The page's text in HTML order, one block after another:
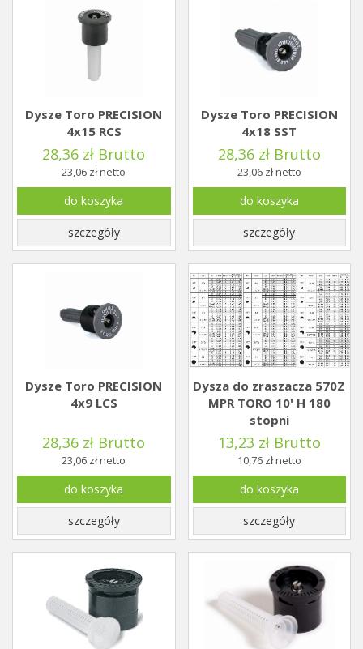
Dysze Toro PRECISION
4x15 RCS
28,36 zł Brutto
23,06 zł netto
do koszyka
szczegóły
Dysze Toro PRECISION
4x18 SST
28,36 zł Brutto
23,06 zł netto
do koszyka
szczegóły
Dysze Toro PRECISION
4x9 LCS
28,36 zł Brutto
23,06 zł netto
do koszyka
szczegóły
Dysza do zraszacza 570Z
MPR TORO 10' H 180
stopni
13,23 zł Brutto
10,76 zł netto
do koszyka
szczegóły